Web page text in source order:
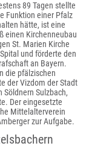
89 Tagen stellte
Funktion einer Pfalz
hätte, ist eine
einen Kirchenneubau
St. Marien Kirche
und förderte den
an Bayern.
die pfälzischen
der Vizdom der Stadt
Sulzbach,
Der eingesetzte
Mittelalterverein
zur Aufgabe.